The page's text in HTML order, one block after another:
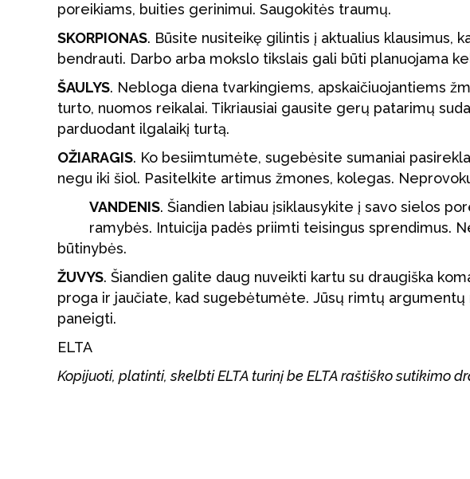
poreikiams, buities gerinimui. Saugokitės traumų.
SKORPIONAS. Būsite nusiteikę gilintis į aktualius klausimus,
bendrauti. Darbo arba mokslo tikslais gali būti planuojama
ŠAULYS. Nebloga diena tvarkingiems, apskaičiuojantiems
turto, nuomos reikalai. Tikriausiai gausite gerų patarimų
parduodant ilgalaikį turtą.
OŽIARAGIS. Ko besiimtumėte, sugebėsite sumaniai
negu iki šiol. Pasitelkite artimus žmones, kolegas.
VANDENIS. Šiandien labiau įsiklausykite į savo sielos
ramybės. Intuicija padės priimti teisingus sprendimus.
būtinybės.
ŽUVYS. Šiandien galite daug nuveikti kartu su draugiška
proga ir jaučiate, kad sugebėtumėte. Jūsų rimtų
paneigti.
ELTA
Kopijuoti, platinti, skelbti ELTA turinį be ELTA raštiško sutikimo